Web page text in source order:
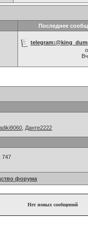
Последнее
Данте2222
747
форума
Нет новых сообщений